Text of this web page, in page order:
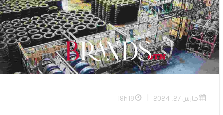
مارس 27, 2024 19h18